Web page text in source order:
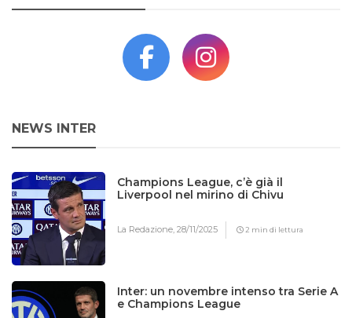
NEWS INTER
Champions League, c’è già il
Liverpool nel mirino di Chivu
La Redazione,28/11/2025 2 min di lettura
Inter: un novembre intenso tra Serie A
e Champions League